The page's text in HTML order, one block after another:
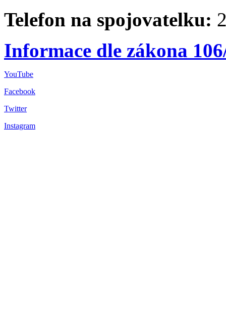
Telefon na spojovatelku:
Informace dle zákona
YouTube
Facebook
Twitter
Instagram